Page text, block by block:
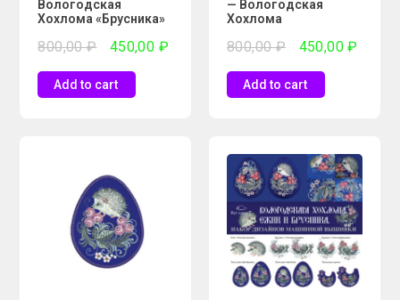
Вологодская
Хохлома «Брусника»
800,00₽ 450,00 ₽
Add to cart
— Вологодская
Хохлома
800,00₽ 450,00₽
Add to cart